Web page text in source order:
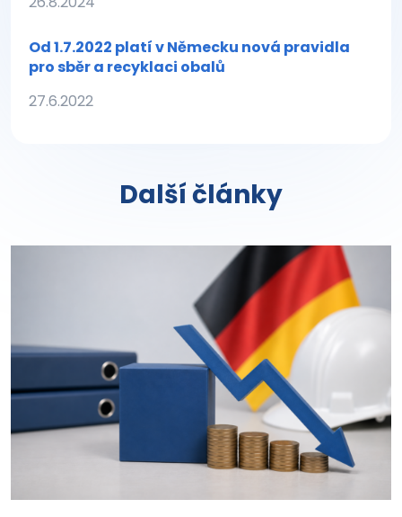
Od 1.7.2022 platí v Německu nová pravidla
pro sběr a recyklaci obalů
27.6.2022
Další články